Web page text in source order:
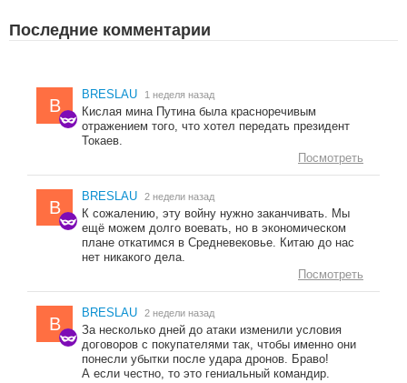
Последние комментарии
B
BRESLAU 1 неделя назад
Кислая мина Путина была красноречивым
отражением того, что хотел передать президент
Токаев.
Посмотреть
B
BRESLAU 2 недели назад
К сожалению, эту войну нужно заканчивать. Мы
ещё можем долго воевать, но в экономическом
плане откатимся в Средневековье. Китаю до нас
нет никакого дела.
Посмотреть
B
BRESLAU 2 недели назад
За несколько дней до атаки изменили условия
договоров с покупателями так, чтобы именно они
понесли убытки после удара дронов. Браво!
А если честно, то это гениальный командир.